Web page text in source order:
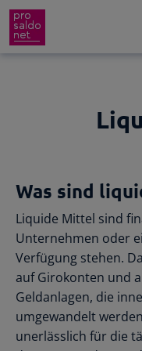
Von
Videos bis zu
Mail, Telefon
Branchen
Service
Gründer-
Rückenwind für
Für Steuerberater
Effiziente
Was sind
Liquide Mittel sind
Unternehmen oder
Verfügung stehen.
auf Girokonten und
Geldanlagen, die
umgewandelt
unerlässlich für die